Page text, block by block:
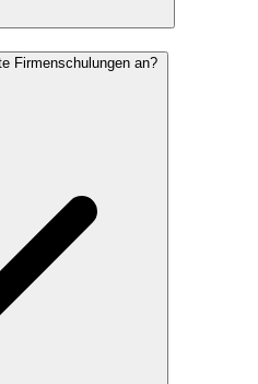
Firmenschulungen an?